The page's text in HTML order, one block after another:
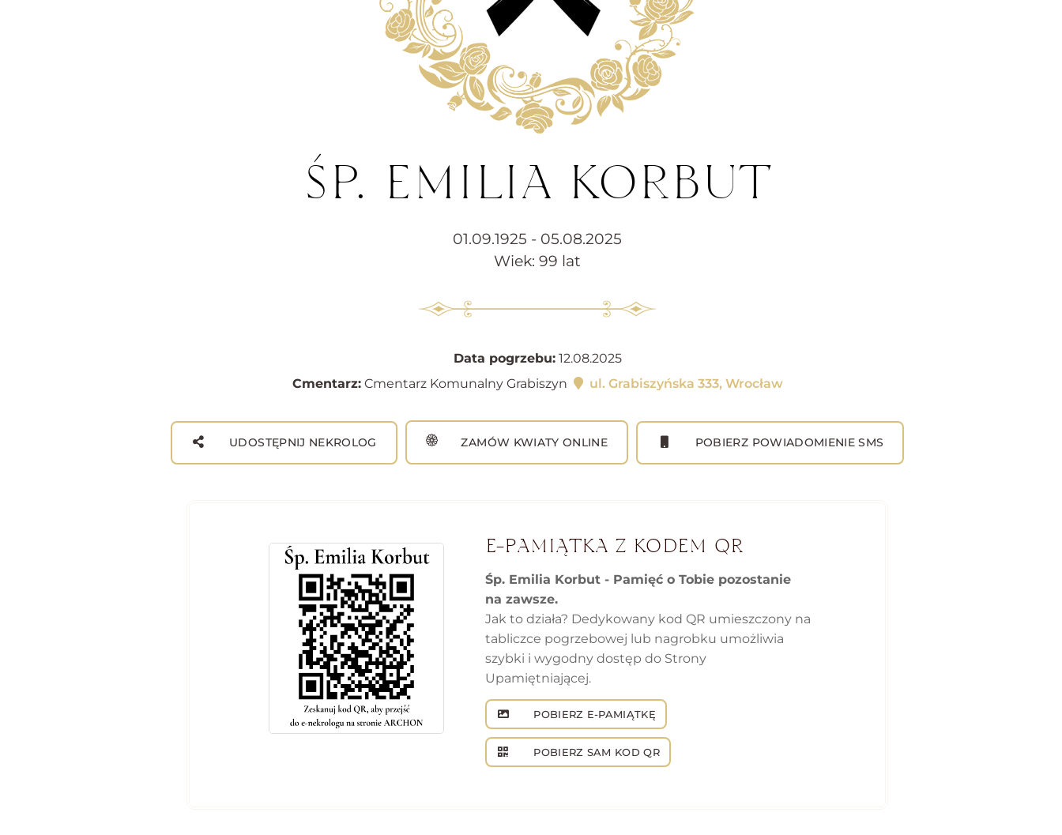
ŚP. EMILIA KORBUT
01.09.1925 - 05.08.2025
Wiek: 99 lat
Data pogrzebu:12.08.2025
Cmentarz:Cmentarz Komunalny Grabiszyn ul. Grabiszyńska 333, Wrocław
UDOSTĘPNIJ NEKROLOG ZAMÓW KWIATY ONLINE POBIERZ POWIADOMIENIE SMS
E-PAMIĄTKA Z KODEM QR
Śp. Emilia Korbut - Pamięć o Tobie pozostanie
na zawsze.
Jak to działa? Dedykowany kod QR umieszczony na
tabliczce pogrzebowej lub nagrobku umożliwia
szybki i wygodny dostęp do Strony
Upamiętniającej.
POBIERZ E-PAMIĄTKĘ
POBIERZ SAM KOD QR